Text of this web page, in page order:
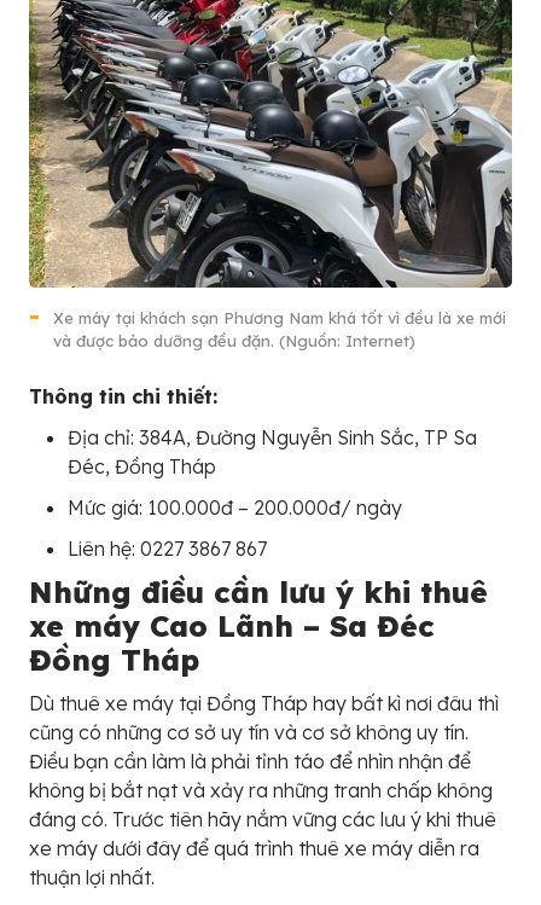
Xe máy tại khách sạn Phương Nam khá tốt vì đều là xe mới
và được bảo dưỡng đều đặn. (Nguồn: Internet)
Thông tin chi thiết:
Địa chỉ: 384A, Đường Nguyễn Sinh Sắc, TP Sa
Đéc, Đồng Tháp
Mức giá: 100.000đ – 200.000đ/ ngày
Liên hệ: 0227 3867 867
Những điều cần lưu ý khi thuê
xe máy Cao Lãnh – Sa Đéc
Đồng Tháp
Dù thuê xe máy tại Đồng Tháp hay bất kì nơi đâu thì
cũng có những cơ sở uy tín và cơ sở không uy tín.
Điều bạn cần làm là phải tỉnh táo để nhìn nhận để
không bị bắt nạt và xảy ra những tranh chấp không
đáng có. Trước tiên hãy nắm vững các lưu ý khi thuê
xe máy dưới đây để quá trình thuê xe máy diễn ra
thuận lợi nhất.